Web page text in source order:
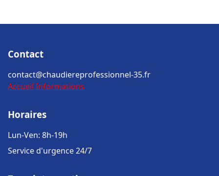
Contact
contact@chaudiereprofessionnel-35.fr
Accueil Informations
Horaires
Lun-Ven: 8h-19h
Service d'urgence 24/7